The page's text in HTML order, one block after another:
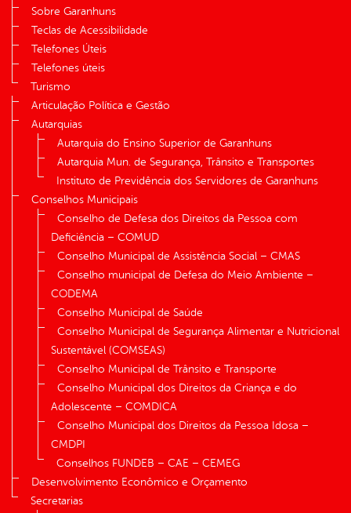
Sobre Garanhuns
Teclas de Acessibilidade
Telefones Úteis
Telefones úteis
Turismo
Articulação Política e Gestão
Autarquias
Autarquia do Ensino Superior de Garanhuns
Autarquia Mun. de Segurança, Trânsito e Transportes
Instituto de Previdência dos Servidores de Garanhuns
Conselhos Municipais
Conselho de Defesa dos Direitos da Pessoa com
Deficiência – COMUD
Conselho Municipal de Assistência Social – CMAS
Conselho municipal de Defesa do Meio Ambiente –
CODEMA
Conselho Municipal de Saúde
Conselho Municipal de Segurança Alimentar e Nutricional
Sustentável (COMSEAS)
Conselho Municipal de Trânsito e Transporte
Conselho Municipal dos Direitos da Criança e do
Adolescente – COMDICA
Conselho Municipal dos Direitos da Pessoa Idosa –
CMDPI
Conselhos FUNDEB – CAE – CEMEG
Desenvolvimento Econômico e Orçamento
Secretarias